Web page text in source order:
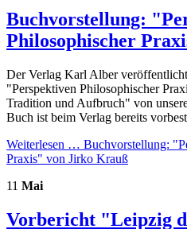
Buchvorstellung:
Philosophischer
Der Verlag Karl Alber
"Perspektiven Philosophischer
Tradition und Aufbruch" von
Buch ist beim Verlag bereits
Weiterlesen … Buchvorstellung:
Praxis" von Jirko Krauß
11 Mai
Vorbericht "Leipzig